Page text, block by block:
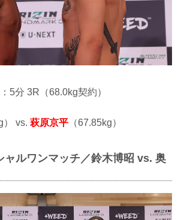
5分 3R（68.0kg契約）
） vs. 萩原京平 （67.85kg）
ャルワンマッチ／鈴木博昭 vs. 奥